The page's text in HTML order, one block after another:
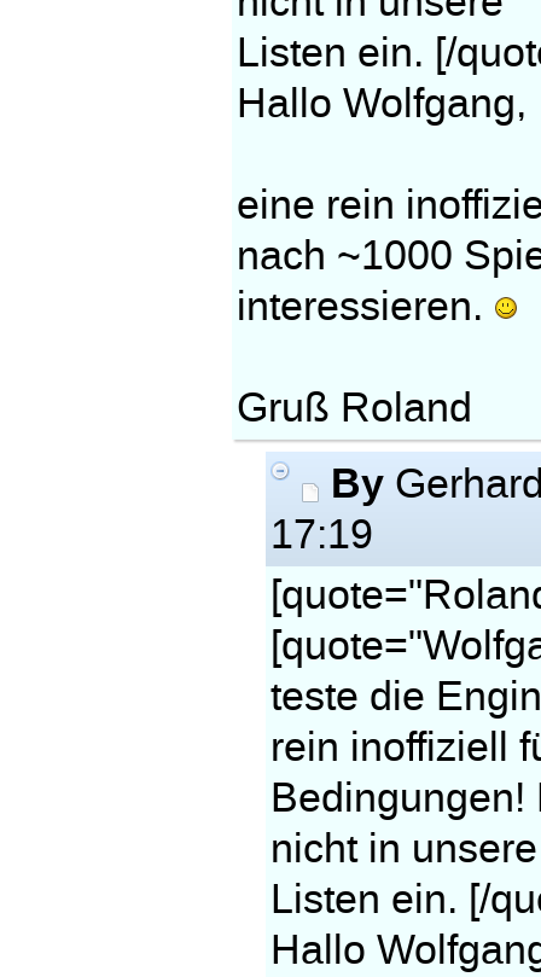
Listen ein. [/
Hallo Wolfgang,
eine rein
nach ~1000
interessieren.
Gruß Roland
By
17:19
teste die
rein inoffiziell
nicht in unsere
Listen ein. [/
Hallo